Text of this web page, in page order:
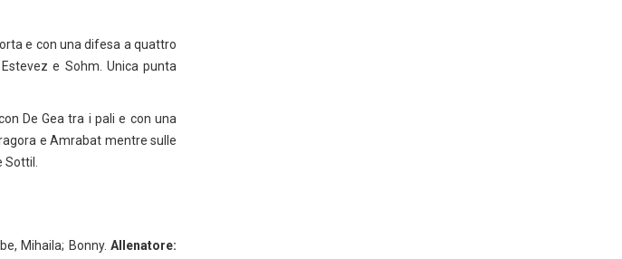
e con una difesa a quattro
e Sohm. Unica punta
De Gea tra i pali e con una
e Amrabat mentre sulle
Mihaila; Bonny.Allenatore: